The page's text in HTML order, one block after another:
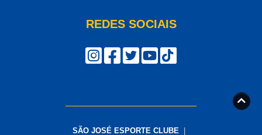
REDES SOCIAIS
SÃO JOSÉ ESPORTE CLUBE